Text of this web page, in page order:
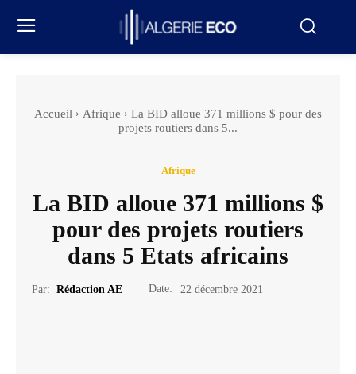
Accueil Afrique
La BID alloue 371 millions $ pour des
projets routiers dans 5...
Afrique
La BID alloue 371 millions $
pour des projets routiers
dans 5 Etats africains
Par: Rédaction AE Date: 22 décembre 2021